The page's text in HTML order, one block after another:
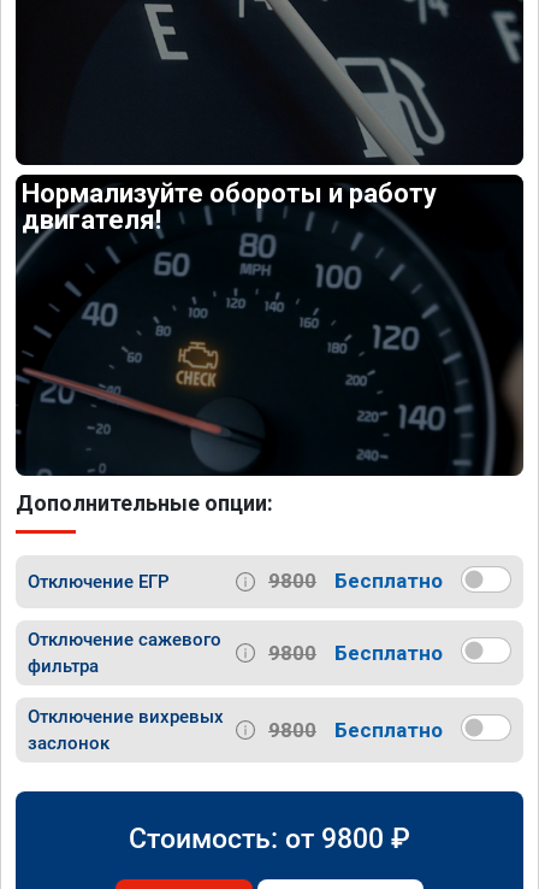
Нормализуйте обороты и работу
двигателя!
Дополнительные опции:
Отключение ЕГР 9800 Бесплатно
Отключение сажевого
фильтра
9800 Бесплатно
Отключение вихревых
заслонок
9800 Бесплатно
Стоимость: от 9800 ₽